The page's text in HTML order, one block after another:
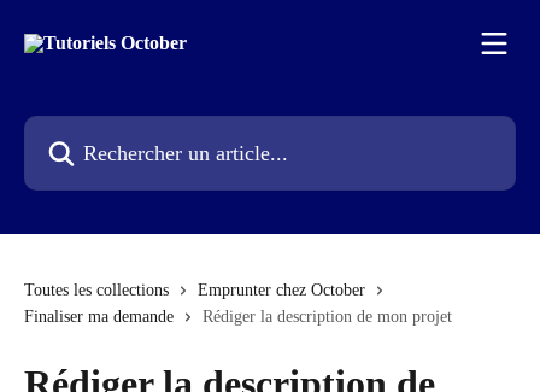
Rechercher un article...
Toutes les collections
Emprunter chez October
Finaliser ma demande
Rédiger la description de mon projet